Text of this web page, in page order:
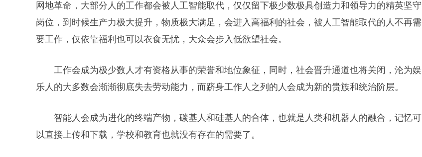
网地革命，大部分人的工作都会被人工智能取代，仅仅留下极少数极具创造力和领导力的精英坚守
岗位，到时候生产力极大提升，物质极大满足，会进入高福利的社会，被人工智能取代的人不再需
要工作，仅依靠福利也可以衣食无忧，大众会步入低欲望社会。
工作会成为极少数人才有资格从事的荣誉和地位象征，同时，社会晋升通道也将关闭，沦为娱
乐人的大多数会渐渐彻底失去劳动能力，而跻身工作人之列的人会成为新的贵族和统治阶层。
智能人会成为进化的终端产物，碳基人和硅基人的合体，也就是人类和机器人的融合，记忆可
以直接上传和下载，学校和教育也就没有存在的需要了。